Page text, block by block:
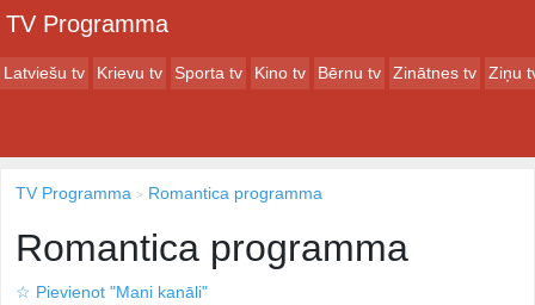
TV Programma
Latviešu tv Krievu tv Sporta tv Kino tv Bērnu tv Zinātnes tv Ziņu
TV Programma Romantica programma
Romantica programma
☆ Pievienot "Mani kanāli"